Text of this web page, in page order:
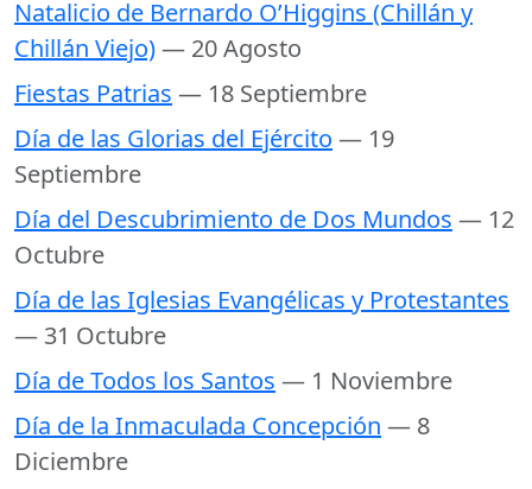
Natalicio de Bernardo O’Higgins (Chillán y
Chillán Viejo)— 20 Agosto
Fiestas Patrias — 18 Septiembre
Día de las Glorias del Ejército — 19
Septiembre
Día del Descubrimiento de Dos Mundos — 12
Octubre
Día de las Iglesias Evangélicas y Protestantes
— 31 Octubre
Día de Todos los Santos — 1 Noviembre
Día de la Inmaculada Concepción — 8
Diciembre